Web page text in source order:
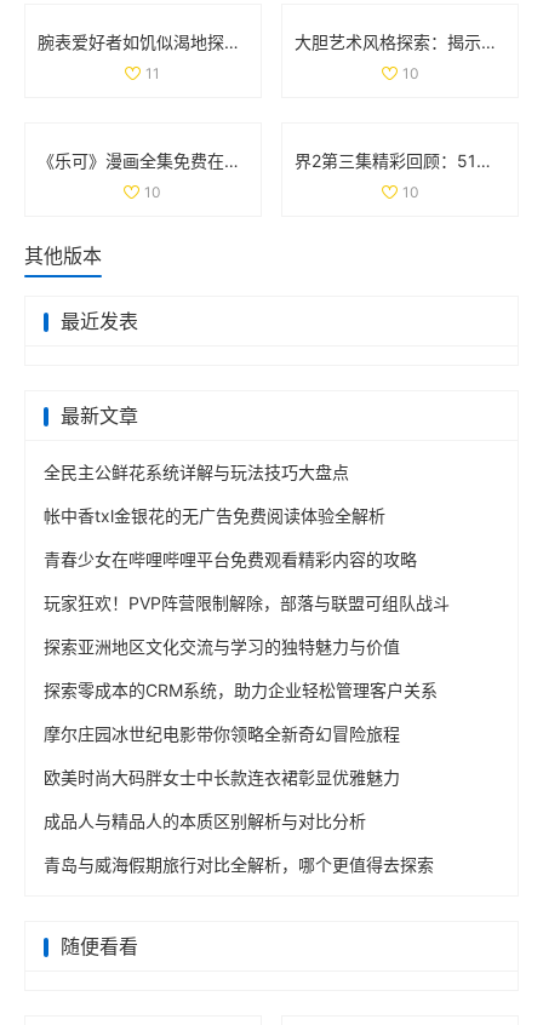
腕表爱好者如饥似渴地探索la.vorace品牌魅力与精品
11
大胆艺术风格探索：揭示创意与表达的无限可能
10
《乐可》漫画全集免费在线阅读，畅享精彩剧情与精彩角色
10
界2第三集精彩回顾：51秒视频带你领略剧情高潮时刻
10
其他版本
最近发表
最新文章
全民主公鲜花系统详解与玩法技巧大盘点
帐中香txl金银花的无广告免费阅读体验全解析
青春少女在哔哩哔哩平台免费观看精彩内容的攻略
玩家狂欢！PVP阵营限制解除，部落与联盟可组队战斗
探索亚洲地区文化交流与学习的独特魅力与价值
探索零成本的CRM系统，助力企业轻松管理客户关系
摩尔庄园冰世纪电影带你领略全新奇幻冒险旅程
欧美时尚大码胖女士中长款连衣裙彰显优雅魅力
成品人与精品人的本质区别解析与对比分析
青岛与威海假期旅行对比全解析，哪个更值得去探索
随便看看